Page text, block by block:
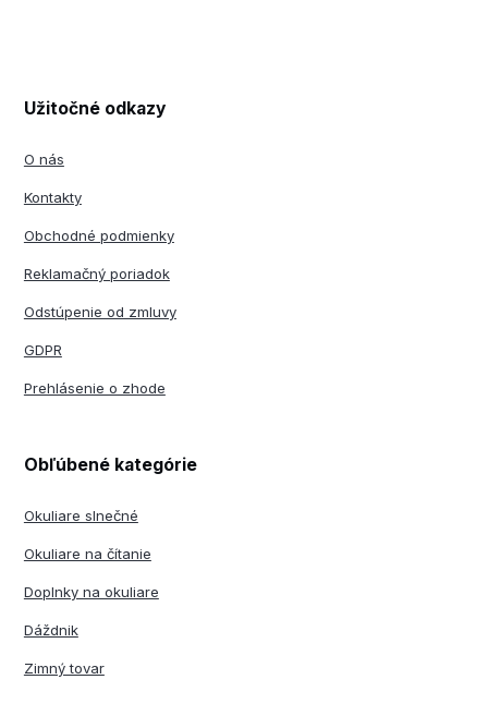
Užitočné odkazy
O nás
Kontakty
Obchodné podmienky
Reklamačný poriadok
Odstúpenie od zmluvy
GDPR
Prehlásenie o zhode
Obľúbené kategórie
Okuliare slnečné
Okuliare na čítanie
Doplnky na okuliare
Dáždnik
Zimný tovar